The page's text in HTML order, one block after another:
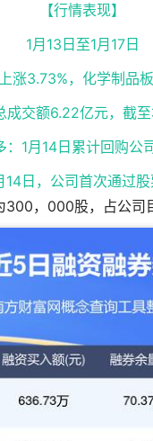
【行情表现】
1月13日至1月17日
涨3.73%，化学制品板
交额6.22亿元，截至
：1月14日累计回购公
日，公司首次通过
，000股，占公司